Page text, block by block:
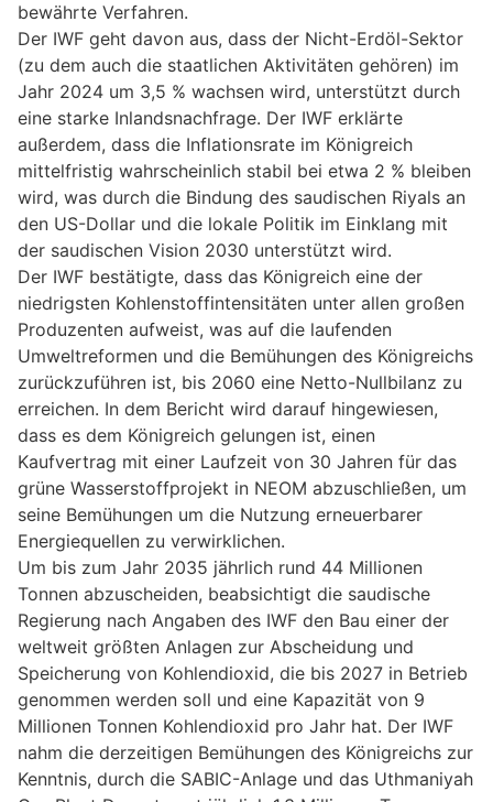
bewährte Verfahren.
Der IWF geht davon aus, dass der Nicht-Erdöl-Sektor
(zu dem auch die staatlichen Aktivitäten gehören) im
Jahr 2024 um 3,5 % wachsen wird, unterstützt durch
eine starke Inlandsnachfrage. Der IWF erklärte
außerdem, dass die Inflationsrate im Königreich
mittelfristig wahrscheinlich stabil bei etwa 2 % bleiben
wird, was durch die Bindung des saudischen Riyals an
den US-Dollar und die lokale Politik im Einklang mit
der saudischen Vision 2030 unterstützt wird.
Der IWF bestätigte, dass das Königreich eine der
niedrigsten Kohlenstoffintensitäten unter allen großen
Produzenten aufweist, was auf die laufenden
Umweltreformen und die Bemühungen des Königreichs
zurückzuführen ist, bis 2060 eine Netto-Nullbilanz zu
erreichen. In dem Bericht wird darauf hingewiesen,
dass es dem Königreich gelungen ist, einen
Kaufvertrag mit einer Laufzeit von 30 Jahren für das
grüne Wasserstoffprojekt in NEOM abzuschließen, um
seine Bemühungen um die Nutzung erneuerbarer
Energiequellen zu verwirklichen.
Um bis zum Jahr 2035 jährlich rund 44 Millionen
Tonnen abzuscheiden, beabsichtigt die saudische
Regierung nach Angaben des IWF den Bau einer der
weltweit größten Anlagen zur Abscheidung und
Speicherung von Kohlendioxid, die bis 2027 in Betrieb
genommen werden soll und eine Kapazität von 9
Millionen Tonnen Kohlendioxid pro Jahr hat. Der IWF
nahm die derzeitigen Bemühungen des Königreichs zur
Kenntnis, durch die SABIC-Anlage und das Uthmaniyah